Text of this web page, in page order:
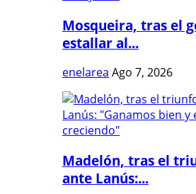
Mosqueira, tras el
estallar al...
enelarea Ago 7, 2026
Madelón, tras el
ante Lanús:...